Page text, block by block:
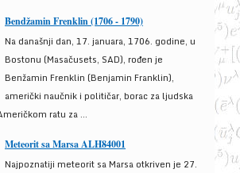
Bendžamin Frenklin (1706 - 1790)
Na današnji dan, 17. januara, 1706. godine, u
Bostonu (Masačusets, SAD), rođen je
Benžamin Frenklin (Benjamin Franklin),
američki naučnik i političar, borac za ljudska
ratu za ...
Meteorit sa Marsa ALH84001
Najpoznatiji meteorit sa Marsa otkriven je 27.